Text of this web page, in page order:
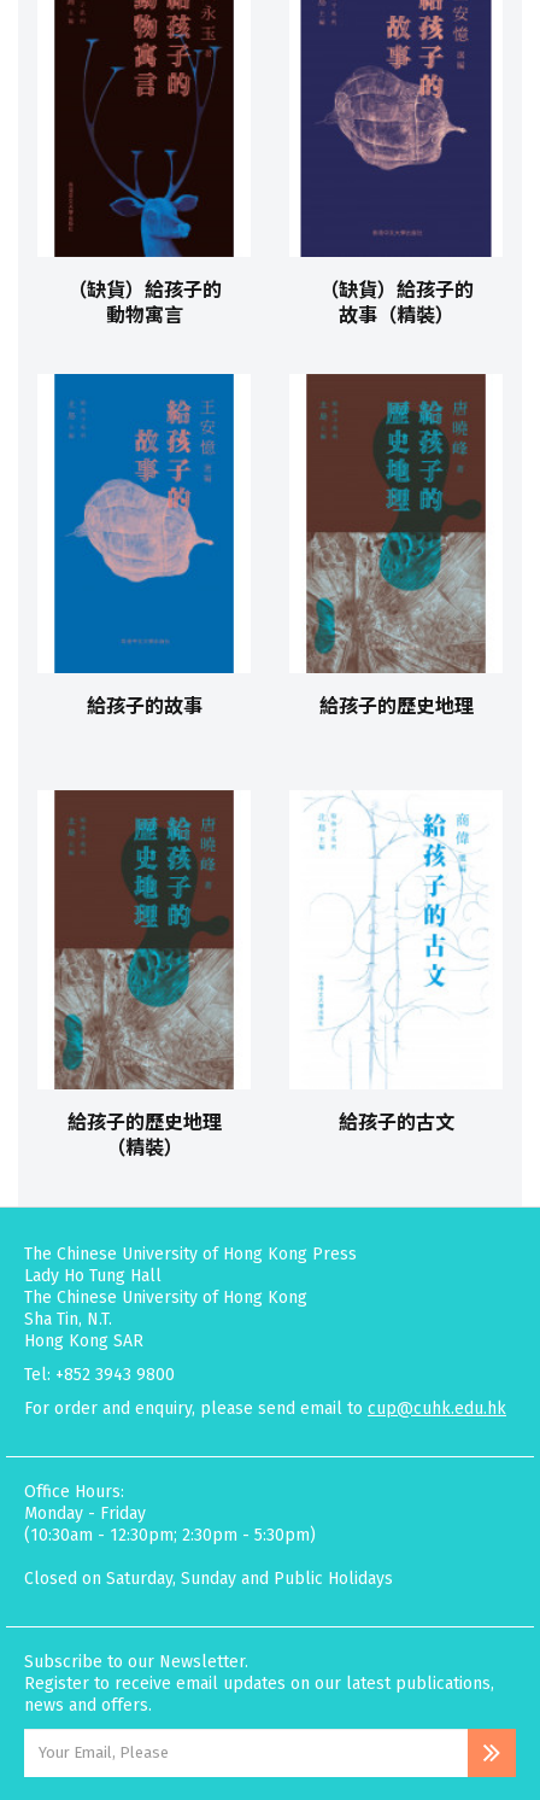
（缺貨）給孩子的
動物寓言
（缺貨）給孩子的
故事（精裝）
給孩子的故事 給孩子的歷史地理
給孩子的歷史地理
（精裝）
給孩子的古文
The Chinese University of Hong Kong Press
Lady Ho Tung Hall
The Chinese University of Hong Kong
Sha Tin, N.T.
Hong Kong SAR
Tel: +852 3943 9800
For order and enquiry, please send email to cup@cuhk.edu.hk
Office Hours:
Monday - Friday
(10:30am - 12:30pm; 2:30pm - 5:30pm)
Closed on Saturday, Sunday and Public Holidays
Subscribe to our Newsletter.
Register to receive email updates on our latest publications,
news and offers.